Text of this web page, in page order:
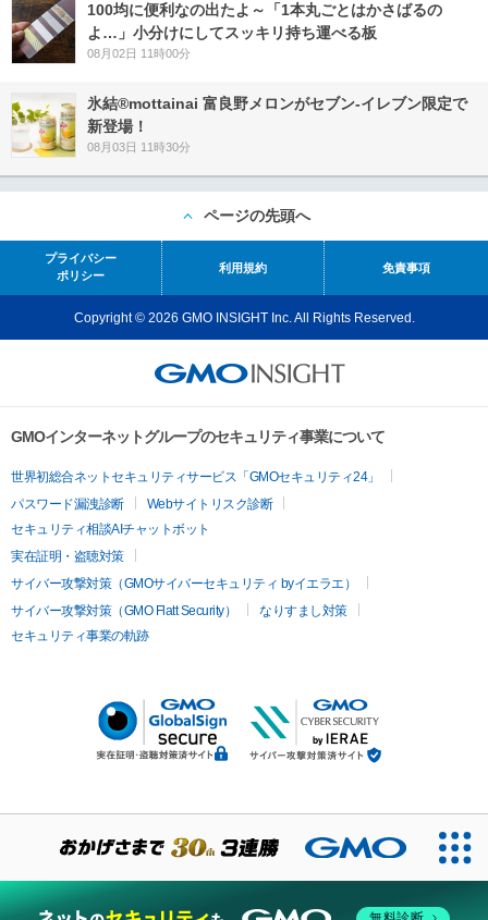
100均に便利なの出たよ～「1本丸ごとはかさばるの
よ…」小分けにしてスッキリ持ち運べる板
08月02日 11時00分
氷結®mottainai 富良野メロンがセブン‐イレブン限定で
新登場！
08月03日 11時30分
ページの先頭へ
プライバシー
ポリシー
利用規約 免責事項
Copyright © 2026 GMO INSIGHT Inc. All Rights Reserved.
GMOインターネットグループのセキュリティ事業について
世界初総合ネットセキュリティサービス「GMOセキュリティ24」
パスワード漏洩診断
Webサイトリスク診断
セキュリティ相談AIチャットボット
実在証明・盗聴対策
サイバー攻撃対策（GMOサイバーセキュリティ byイエラエ）
サイバー攻撃対策（GMO Flatt Security）
なりすまし対策
セキュリティ事業の軌跡